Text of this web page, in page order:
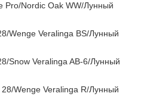
Pro/Nordic Oak WW/Лунный
Wenge Veralinga BS/Лунный
Snow Veralinga AB-6/Лунный
Wenge Veralinga R/Лунный